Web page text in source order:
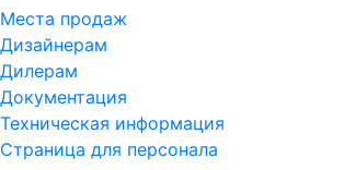
Места продаж
Дизайнерам
Дилерам
Документация
Техническая информация
Страница для персонала